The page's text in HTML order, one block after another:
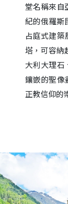
堂名稱來
紀的俄羅斯
占庭式建
塔，可容納
大利大理石
鑲嵌的聖像
正教信仰的